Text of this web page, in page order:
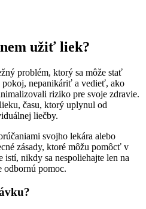
užiť liek?
problém, ktorý sa môže stať
nepanikáriť a vedieť, ako
riziko pre svoje zdravie.
času, ktorý uplynul od
liečby.
svojho lekára alebo
zásady, ktoré môžu pomôcť v
istí, nikdy sa nespoliehajte len na
odbornú pomoc.